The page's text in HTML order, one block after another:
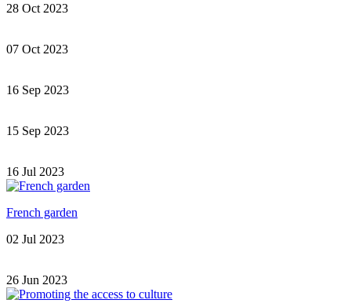
28 Oct 2023
07 Oct 2023
16 Sep 2023
15 Sep 2023
16 Jul 2023
French garden
02 Jul 2023
26 Jun 2023